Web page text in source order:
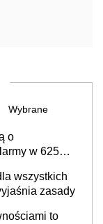
Wybrane
o
w 625
wszystkich
zasady
to